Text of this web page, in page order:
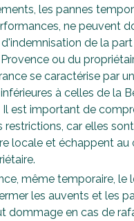
les pannes
ne peuvent
de la
ou du
se caractérise par
à celles de la
Il est important de
car elles
locale et échappent au
même temporaire, le
les auvents et les
dommage en cas de